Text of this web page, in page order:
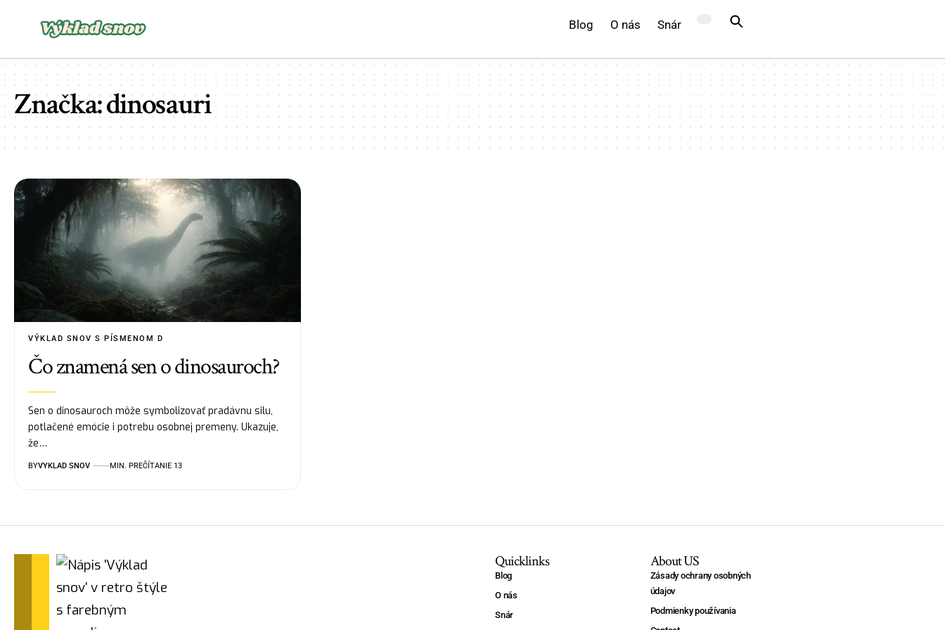
Blog O nás Snár
Značka:dinosauri
VÝKLAD SNOV S PÍSMENOM D
Čo znamená sen o dinosauroch?
Sen o dinosauroch môže symbolizovať pradávnu silu,
potlačené emócie i potrebu osobnej premeny. Ukazuje,
že…
BYVYKLAD SNOV MIN. PREČÍTANIE 13
Quicklinks
Blog
O nás
Snár
About US
Zásady ochrany osobných
údajov
Podmienky používania